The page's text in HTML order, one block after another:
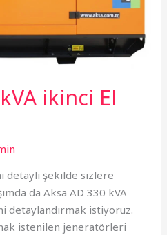
ikinci El
şekilde sizlere
da Aksa AD 330 kVA
detaylandırmak istiyoruz.
istenilen jeneratörleri